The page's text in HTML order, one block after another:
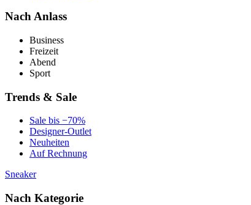
Nach Anlass
Business
Freizeit
Abend
Sport
Trends & Sale
Sale bis −70%
Designer-Outlet
Neuheiten
Auf Rechnung
Sneaker
Nach Kategorie